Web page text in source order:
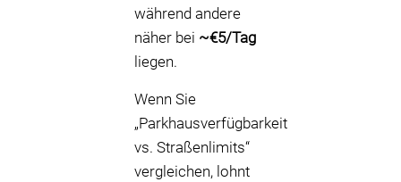
während andere
näher bei ~€5/Tag
liegen.
Wenn Sie
„Parkhausverfügbarkeit
vs. Straßenlimits“
vergleichen, lohnt